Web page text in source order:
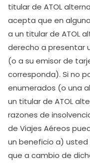
titular de ATOL
acepta que en
a un titular de ATOL
derecho a presentar
(o a su emisor de
corresponda). Si no
enumerados (o una
un titular de ATOL
razones de
de Viajes Aéreos
un beneficio a) usted
que a cambio de